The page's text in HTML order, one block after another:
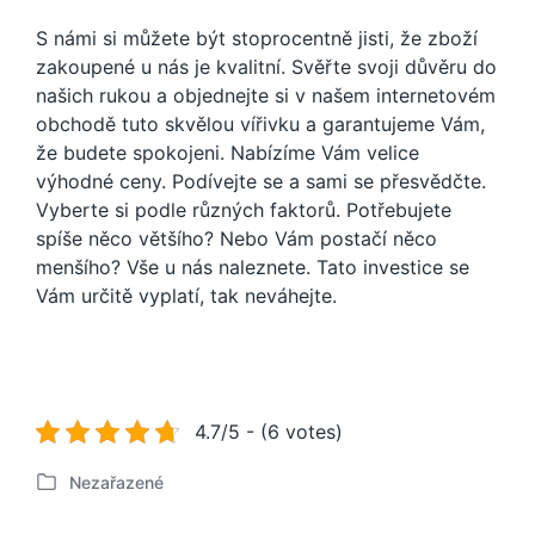
S námi si můžete být stoprocentně jisti, že zboží
zakoupené u nás je kvalitní. Svěřte svoji důvěru do
našich rukou a objednejte si v našem internetovém
obchodě tuto skvělou vířivku a garantujeme Vám,
že budete spokojeni. Nabízíme Vám velice
výhodné ceny. Podívejte se a sami se přesvědčte.
Vyberte si podle různých faktorů. Potřebujete
spíše něco většího? Nebo Vám postačí něco
menšího? Vše u nás naleznete. Tato investice se
Vám určitě vyplatí, tak neváhejte.
4.7/5 - (6 votes)
P
Nezařazené